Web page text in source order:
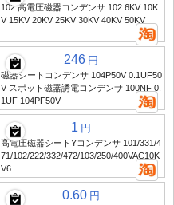
102 高電圧磁器コンデンサ 102 6KV 10K
V 15KV 20KV 25KV 30KV 40KV 50KV
246 円
磁器シートコンデンサ 104P50V 0.1UF50
V スポット磁器誘電コンデンサ 100NF 0.
1UF 104PF50V
1 円
高電圧磁器シートYコンデンサ 101/331/4
71/102/222/332/472/103/250/400VAC10K
V6
0.60 円